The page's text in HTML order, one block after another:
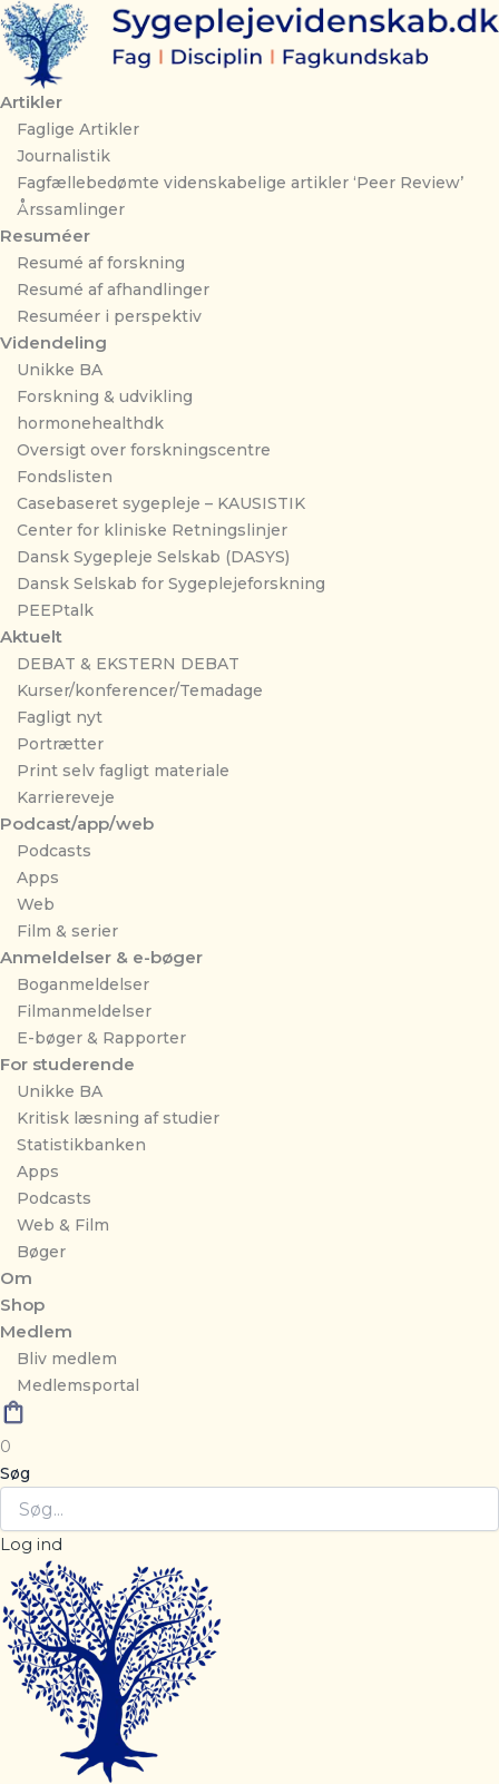
Gå
til
indholdet
Artikler
Faglige Artikler
Journalistik
Fagfællebedømte videnskabelige artikler ‘Peer Review’
Årssamlinger
Resuméer
Resumé af forskning
Resumé af afhandlinger
Resuméer i perspektiv
Videndeling
Unikke BA
Forskning & udvikling
hormonehealthdk
Oversigt over forskningscentre
Fondslisten
Casebaseret sygepleje – KAUSISTIK
Center for kliniske Retningslinjer
Dansk Sygepleje Selskab (DASYS)
Dansk Selskab for Sygeplejeforskning
PEEPtalk
Aktuelt
DEBAT & EKSTERN DEBAT
Kurser/konferencer/Temadage
Fagligt nyt
Portrætter
Print selv fagligt materiale
Karriereveje
Podcast/app/web
Podcasts
Apps
Web
Film & serier
Anmeldelser & e-bøger
Boganmeldelser
Filmanmeldelser
E-bøger & Rapporter
For studerende
Unikke BA
Kritisk læsning af studier
Statistikbanken
Apps
Podcasts
Web & Film
Bøger
Om
Shop
Medlem
Bliv medlem
Medlemsportal
0
Søg
Log ind